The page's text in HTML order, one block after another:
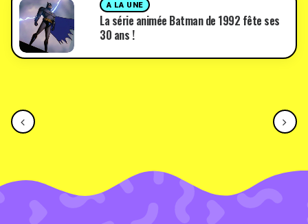
A LA UNE
La série animée Batman de 1992 fête ses
30 ans !